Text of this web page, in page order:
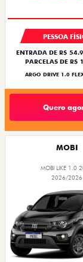
PESSOA
ENTRADA DE R$
PARCELAS DE R$
ARGO DRIVE 1.0
Quero
MOBI
MOBI LIKE 1.0
2026/2026